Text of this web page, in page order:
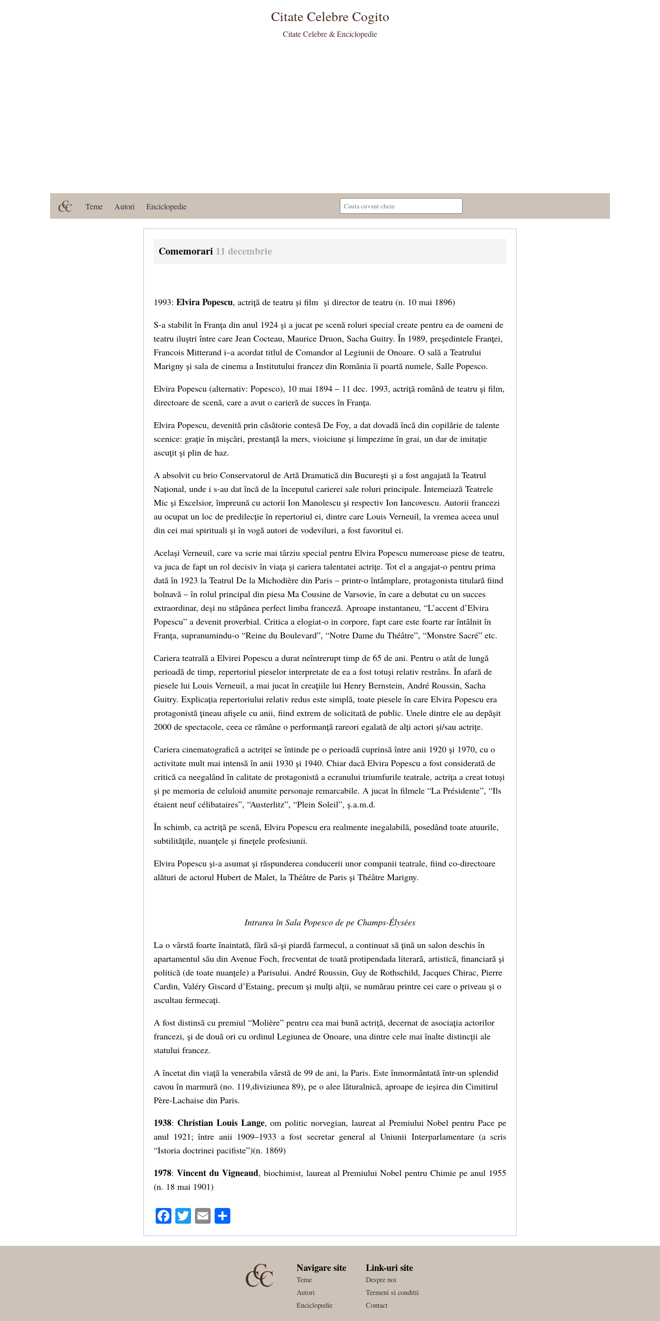
Citate Celebre Cogito
Citate Celebre & Enciclopedie
Teme Autori Enciclopedie
Comemorari 11 decembrie
1993: Elvira Popescu, actriță de teatru și film și director de teatru (n. 10 mai 1896)
S-a stabilit în Franța din anul 1924 și a jucat pe scenă roluri special create pentru ea de oameni de
teatru iluștri între care Jean Cocteau, Maurice Druon, Sacha Guitry. În 1989, președintele Franței,
Francois Mitterand i–a acordat titlul de Comandor al Legiunii de Onoare. O sală a Teatrului
Marigny și sala de cinema a Institutului francez din România îi poartă numele, Salle Popesco.
Elvira Popescu (alternativ: Popesco), 10 mai 1894 – 11 dec. 1993, actriță română de teatru și film,
directoare de scenă, care a avut o carieră de succes în Franța.
Elvira Popescu, devenită prin căsătorie contesă De Foy, a dat dovadă încă din copilărie de talente
scenice: grație în mișcări, prestanță la mers, vioiciune și limpezime în grai, un dar de imitație
ascuțit și plin de haz.
A absolvit cu brio Conservatorul de Artă Dramatică din București și a fost angajată la Teatrul
Național, unde i s-au dat încă de la începutul carierei sale roluri principale. Întemeiază Teatrele
Mic și Excelsior, împreună cu actorii Ion Manolescu și respectiv Ion Iancovescu. Autorii francezi
au ocupat un loc de predilecție în repertoriul ei, dintre care Louis Verneuil, la vremea aceea unul
din cei mai spirituali și în vogă autori de vodeviluri, a fost favoritul ei.
Același Verneuil, care va scrie mai târziu special pentru Elvira Popescu numeroase piese de teatru,
va juca de fapt un rol decisiv în viața și cariera talentatei actrițe. Tot el a angajat-o pentru prima
dată în 1923 la Teatrul De la Michodière din Paris – printr-o întâmplare, protagonista titulară fiind
bolnavă – în rolul principal din piesa Ma Cousine de Varsovie, în care a debutat cu un succes
extraordinar, deși nu stăpânea perfect limba franceză. Aproape instantaneu, “L’accent d’Elvira
Popescu” a devenit proverbial. Critica a elogiat-o in corpore, fapt care este foarte rar întâlnit în
Franța, supranumindu-o “Reine du Boulevard”, “Notre Dame du Théâtre”, “Monstre Sacré” etc.
Cariera teatrală a Elvirei Popescu a durat neîntrerupt timp de 65 de ani. Pentru o atât de lungă
perioadă de timp, repertoriul pieselor interpretate de ea a fost totuși relativ restrâns. În afară de
piesele lui Louis Verneuil, a mai jucat în creațiile lui Henry Bernstein, André Roussin, Sacha
Guitry. Explicația repertoriului relativ redus este simplă, toate piesele în care Elvira Popescu era
protagonistă țineau afișele cu anii, fiind extrem de solicitată de public. Unele dintre ele au depășit
2000 de spectacole, ceea ce rămâne o performanță rareori egalată de alți actori și/sau actrițe.
Cariera cinematografică a actriței se întinde pe o perioadă cuprinsă între anii 1920 și 1970, cu o
activitate mult mai intensă în anii 1930 și 1940. Chiar dacă Elvira Popescu a fost considerată de
critică ca neegalând în calitate de protagonistă a ecranului triumfurile teatrale, actrița a creat totuși
și pe memoria de celuloid anumite personaje remarcabile. A jucat în filmele “La Présidente”, “Ils
étaient neuf célibataires”, “Austerlitz”, “Plein Soleil”, ș.a.m.d.
În schimb, ca actriță pe scenă, Elvira Popescu era realmente inegalabilă, posedând toate atuurile,
subtilitățile, nuanțele și finețele profesiunii.
Elvira Popescu și-a asumat și răspunderea conducerii unor companii teatrale, fiind co-directoare
alături de actorul Hubert de Malet, la Théâtre de Paris și Théâtre Marigny.
Intrarea în Sala Popesco de pe Champs-Élysées
La o vârstă foarte înaintată, fără să-și piardă farmecul, a continuat să țină un salon deschis în
apartamentul său din Avenue Foch, frecventat de toată protipendada literară, artistică, financiară și
politică (de toate nuanțele) a Parisului. André Roussin, Guy de Rothschild, Jacques Chirac, Pierre
Cardin, Valéry Giscard d’Estaing, precum și mulți alții, se numărau printre cei care o priveau și o
ascultau fermecați.
A fost distinsă cu premiul “Molière” pentru cea mai bună actriță, decernat de asociația actorilor
francezi, și de două ori cu ordinul Legiunea de Onoare, una dintre cele mai înalte distincții ale
statului francez.
A încetat din viață la venerabila vârstă de 99 de ani, la Paris. Este înmormântată într-un splendid
cavou în marmură (no. 119,diviziunea 89), pe o alee lăturalnică, aproape de ieșirea din Cimitirul
Père-Lachaise din Paris.
1938: Christian Louis Lange, om politic norvegian, laureat al Premiului Nobel pentru Pace pe
anul 1921; între anii 1909–1933 a fost secretar general al Uniunii Interparlamentare (a scris
“Istoria doctrinei pacifiste”)(n. 1869)
1978: Vincent du Vigneaud, biochimist, laureat al Premiului Nobel pentru Chimie pe anul 1955
(n. 18 mai 1901)
Facebook
Twitter
Email
Navigare site
Teme
Autori
Enciclopedie
Link-uri site
Despre noi
Termeni si conditii
Contact